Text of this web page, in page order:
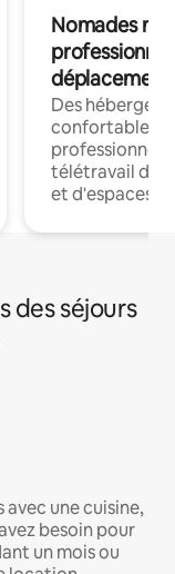
Nomades
déplacement
Des
confortables
professionnels
télétravail
et d'espaces
des séjours
une cuisine,
besoin pour
un mois ou